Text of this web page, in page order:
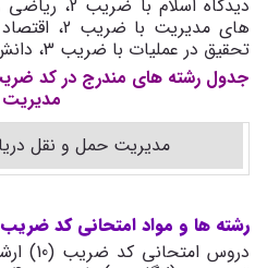
تحقیق در عملیات با ضریب 3، دانش حمل و نقل با ضریب 3.
مدیریت
مدیریت حمل و نقل
رشته ها و مواد امتحانی کد ضریب (10) ارشد
دروس